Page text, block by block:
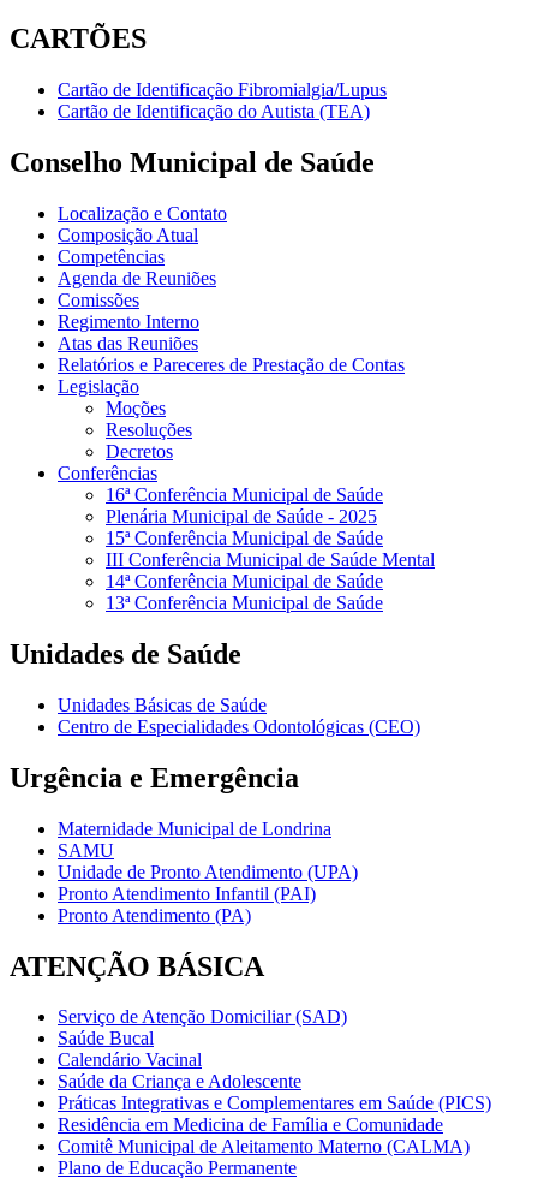
CARTÕES
Cartão de Identificação Fibromialgia/Lupus
Cartão de Identificação do Autista (TEA)
Conselho Municipal de Saúde
Localização e Contato
Composição Atual
Competências
Agenda de Reuniões
Comissões
Regimento Interno
Atas das Reuniões
Relatórios e Pareceres de Prestação de Contas
Legislação
Moções
Resoluções
Decretos
Conferências
16ª Conferência Municipal de Saúde
Plenária Municipal de Saúde - 2025
15ª Conferência Municipal de Saúde
III Conferência Municipal de Saúde Mental
14ª Conferência Municipal de Saúde
13ª Conferência Municipal de Saúde
Unidades de Saúde
Unidades Básicas de Saúde
Centro de Especialidades Odontológicas (CEO)
Urgência e Emergência
Maternidade Municipal de Londrina
SAMU
Unidade de Pronto Atendimento (UPA)
Pronto Atendimento Infantil (PAI)
Pronto Atendimento (PA)
ATENÇÃO BÁSICA
Serviço de Atenção Domiciliar (SAD)
Saúde Bucal
Calendário Vacinal
Saúde da Criança e Adolescente
Práticas Integrativas e Complementares em Saúde (PICS)
Residência em Medicina de Família e Comunidade
Comitê Municipal de Aleitamento Materno (CALMA)
Plano de Educação Permanente